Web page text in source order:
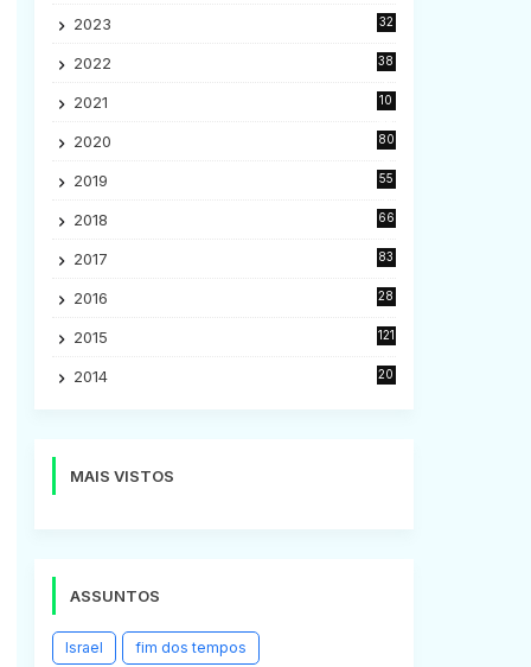
2023
32
2022
38
2021
10
2020
80
2019
55
2018
66
2017
83
2016
28
2015
121
2014
20
MAIS VISTOS
ASSUNTOS
Israel fim dos tempos